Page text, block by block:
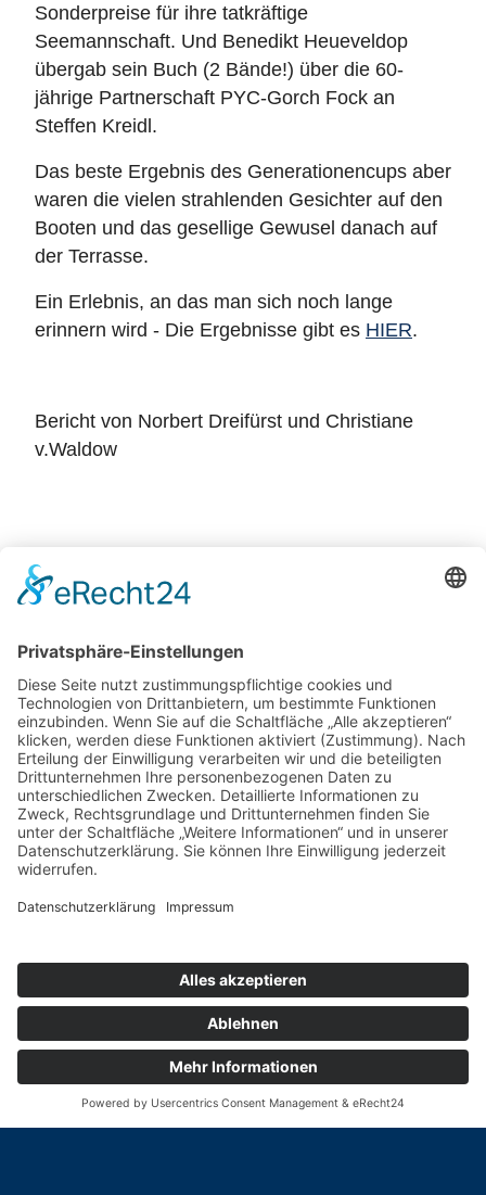
Sonderpreise für ihre tatkräftige
Seemannschaft. Und Benedikt Heueveldop
übergab sein Buch (2 Bände!) über die 60-
jährige Partnerschaft PYC-Gorch Fock an
Steffen Kreidl.
Das beste Ergebnis des Generationencups aber
waren die vielen strahlenden Gesichter auf den
Booten und das gesellige Gewusel danach auf
der Terrasse.
Ein Erlebnis, an das man sich noch lange
erinnern wird - Die Ergebnisse gibt es HIER.
Bericht von Norbert Dreifürst und Christiane
v.Waldow
Zurück
Potsdamer Yacht Club e. V.
14109 Berlin
Tel: +49 30 805 35 58
KONTAKT|IMPRESSUM|DATENSCHUTZ